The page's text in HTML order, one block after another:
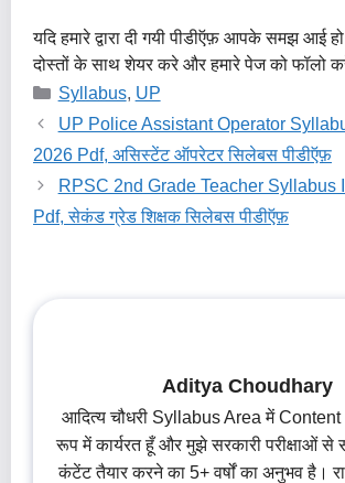
यदि हमारे द्वारा दी गयी पीडीऍफ़ आपके समझ आई
दोस्तों के साथ शेयर करे और हमारे पेज को फॉलो
Categories
Syllabus, UP
UP Police Assistant Operator
2026 Pdf, असिस्टेंट ऑपरेटर सिलेबस पीडीऍफ़
RPSC 2nd Grade Teacher Syllabus
Pdf, सेकंड ग्रेड शिक्षक सिलेबस पीडीऍफ़
Aditya Choudhary
आदित्य चौधरी Syllabus Area में
रूप में कार्यरत हूँ और मुझे सरकारी परीक्षाओं से
कंटेंट तैयार करने का 5+ वर्षों का अनुभव है।